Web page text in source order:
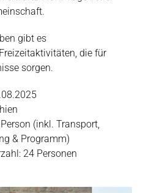
gibt es
die für
sorgen.
(inkl. Transport,
& Programm)
24 Personen